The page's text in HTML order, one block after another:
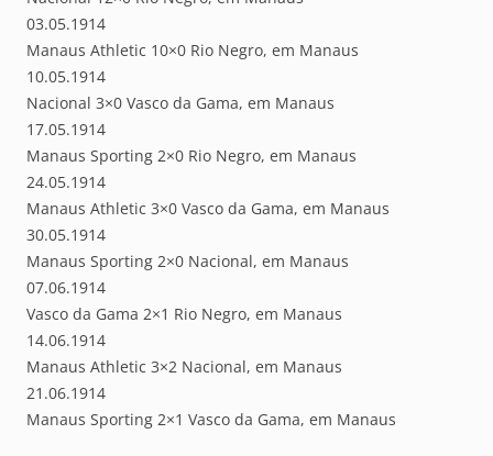
03.05.1914
Manaus Athletic 10×0 Rio Negro, em Manaus
10.05.1914
Nacional 3×0 Vasco da Gama, em Manaus
17.05.1914
Manaus Sporting 2×0 Rio Negro, em Manaus
24.05.1914
Manaus Athletic 3×0 Vasco da Gama, em Manaus
30.05.1914
Manaus Sporting 2×0 Nacional, em Manaus
07.06.1914
Vasco da Gama 2×1 Rio Negro, em Manaus
14.06.1914
Manaus Athletic 3×2 Nacional, em Manaus
21.06.1914
Manaus Sporting 2×1 Vasco da Gama, em Manaus